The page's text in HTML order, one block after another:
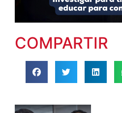
COMPARTIR